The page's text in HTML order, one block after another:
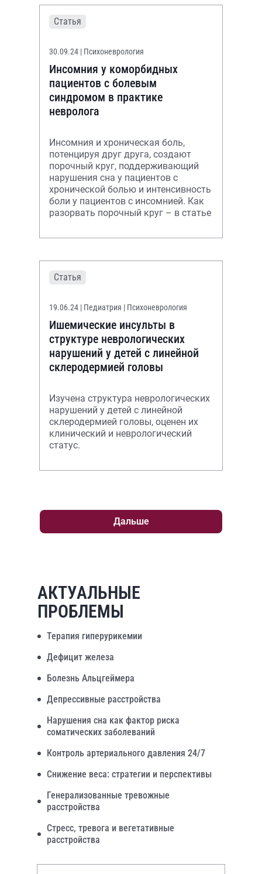
Статья
30.09.24 | Психоневрология
Инсомния у коморбидных
пациентов с болевым
синдромом в практике
невролога
Инсомния и хроническая боль,
потенцируя друг друга, создают
порочный круг, поддерживающий
нарушения сна у пациентов с
хронической болью и интенсивность
боли у пациентов с инсомнией. Как
разорвать порочный круг – в статье
Статья
19.06.24 | Педиатрия | Психоневрология
Ишемические инсульты в
структуре неврологических
нарушений у детей с линейной
склеродермией головы
Изучена структура неврологических
нарушений у детей с линейной
склеродермией головы, оценен их
клинический и неврологический
статус.
Дальше
АКТУАЛЬНЫЕ
ПРОБЛЕМЫ
Терапия гиперурикемии
Дефицит железа
Болезнь Альцгеймера
Депрессивные расстройства
Нарушения сна как фактор риска
соматических заболеваний
Контроль артериального давления 24/7
Снижение веса: стратегии и перспективы
Генерализованные тревожные
расстройства
Стресс, тревога и вегетативные
расстройства